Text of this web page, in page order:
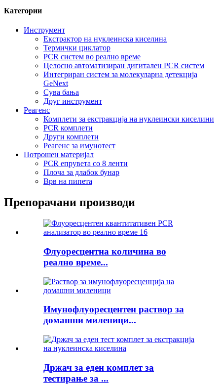
Категории
Инструмент
Екстрактор на нуклеинска киселина
Термички циклатор
PCR систем во реално време
Целосно автоматизиран дигитален PCR систем
Интегриран систем за молекуларна детекција
GeNext
Сува бања
Друг инструмент
Реагенс
Комплети за екстракција на нуклеински киселини
PCR комплети
Други комплети
Реагенс за имунотест
Потрошен материјал
PCR епрувета со 8 ленти
Плоча за длабок бунар
Врв на пипета
Препорачани производи
Флуоресцентна количина во
реално време...
Имунофлуоресцентен раствор за
домашни миленици...
Држач за еден комплет за
тестирање за ...